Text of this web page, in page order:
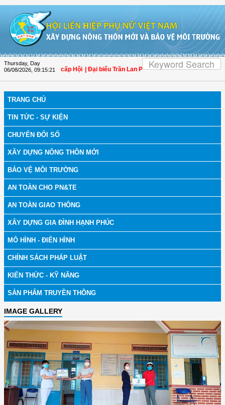
Thursday, Day
06/08/2026 09:15:21
Xã hội với các cấp Hội | Đại biểu Trần Lan Phương: Không để hòa giải
TRANG CHỦ
TIN TỨC - SỰ KIỆN
CHUYỂN ĐỔI SỐ
XÂY DỰNG NÔNG THÔN MỚI
BẢO VỆ MÔI TRƯỜNG
AN TOÀN CHO PN&TE
AN TOÀN GIAO THÔNG
XÂY DỰNG GIA ĐÌNH HẠNH PHÚC
MÔ HÌNH - ĐIỂN HÌNH
CHÍNH SÁCH PHÁP LUẬT
KIẾN THỨC - KỸ NĂNG
SẢN PHẨM TRUYỀN THÔNG
IMAGE GALLERY